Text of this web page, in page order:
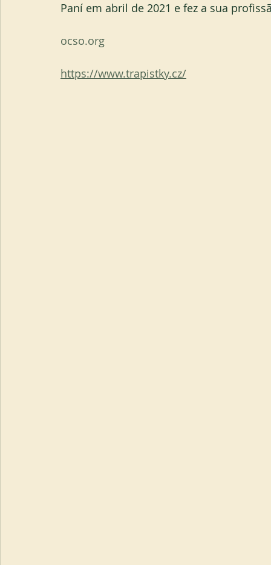
Paní em abril de 2021 e fez a sua
ocso.org
https://www.trapistky.cz/